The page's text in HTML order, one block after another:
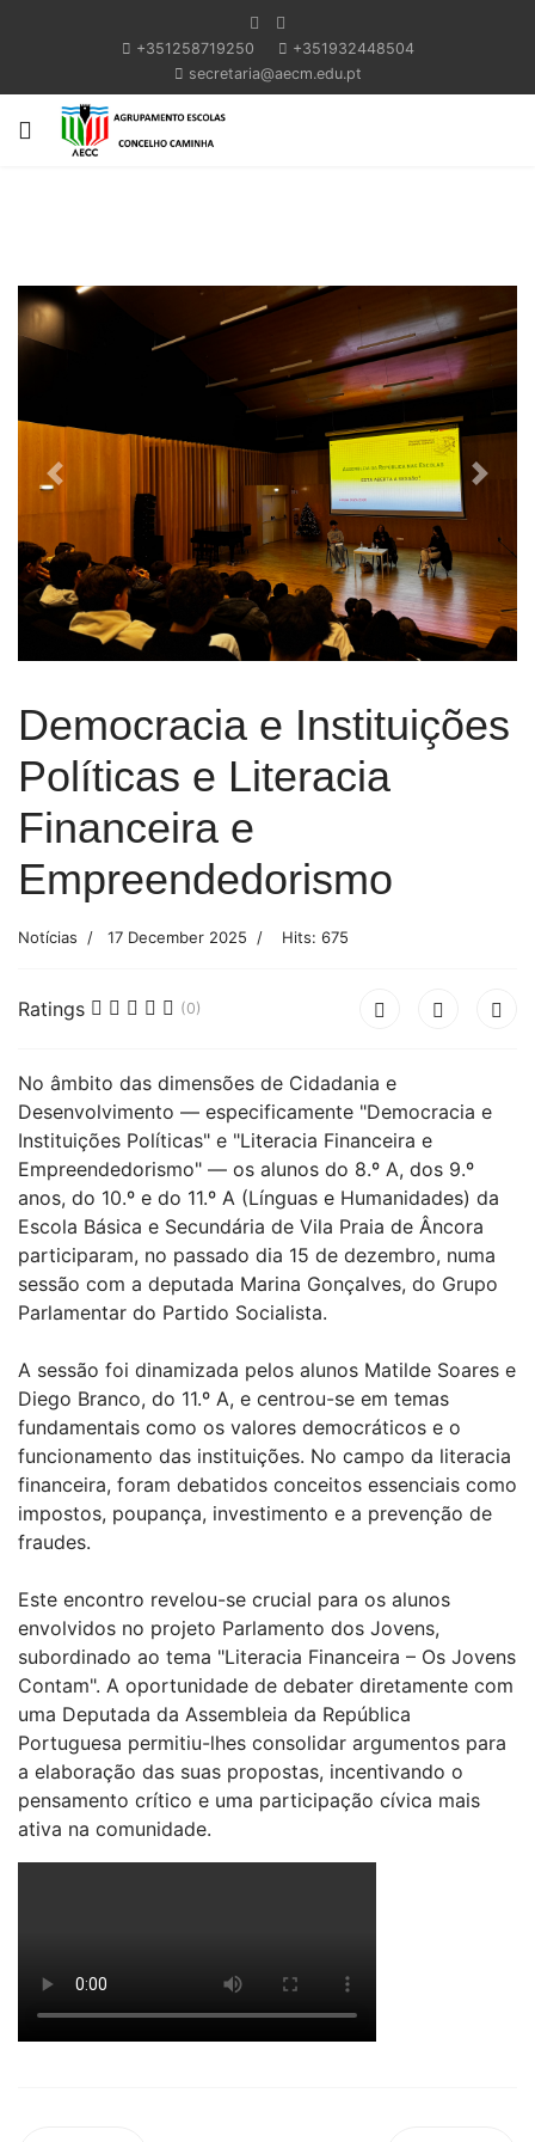
+351258719250
+351932448504
secretaria@aecm.edu.pt
Previous Next
Democracia e Instituições
Políticas e Literacia
Financeira e
Empreendedorismo
Notícias 17 December 2025 Hits: 675
Ratings (0)
No âmbito das dimensões de Cidadania e
Desenvolvimento — especificamente "Democracia e
Instituições Políticas" e "Literacia Financeira e
Empreendedorismo" — os alunos do 8.º A, dos 9.º
anos, do 10.º e do 11.º A (Línguas e Humanidades) da
Escola Básica e Secundária de Vila Praia de Âncora
participaram, no passado dia 15 de dezembro, numa
sessão com a deputada Marina Gonçalves, do Grupo
Parlamentar do Partido Socialista.
A sessão foi dinamizada pelos alunos Matilde Soares e
Diego Branco, do 11.º A, e centrou-se em temas
fundamentais como os valores democráticos e o
funcionamento das instituições. No campo da literacia
financeira, foram debatidos conceitos essenciais como
impostos, poupança, investimento e a prevenção de
fraudes.
Este encontro revelou-se crucial para os alunos
envolvidos no projeto Parlamento dos Jovens,
subordinado ao tema "Literacia Financeira – Os Jovens
Contam". A oportunidade de debater diretamente com
uma Deputada da Assembleia da República
Portuguesa permitiu-lhes consolidar argumentos para
a elaboração das suas propostas, incentivando o
pensamento crítico e uma participação cívica mais
ativa na comunidade.